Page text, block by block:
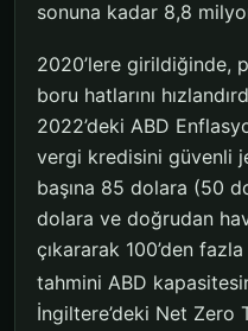
sonuna kadar 8,8
2020’lere girildiğinde,
boru hatlarını
2022’deki ABD
vergi kredisini güvenli
başına 85 dolara (50
dolara ve doğrudan
çıkararak 100’den
tahmini ABD
İngiltere’deki Net Zero